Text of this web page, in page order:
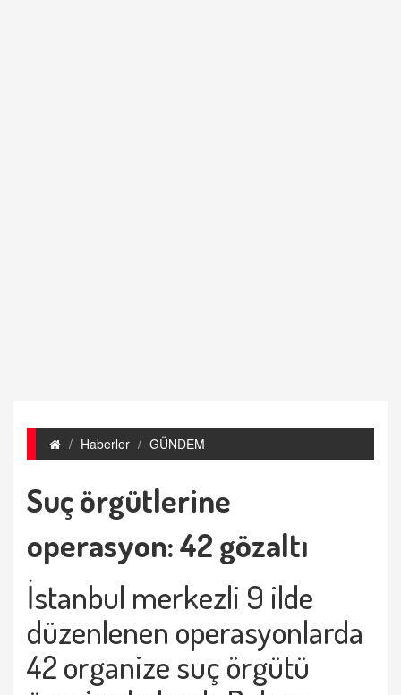
Haberler GÜNDEM
Suç örgütlerine
operasyon: 42 gözaltı
İstanbul merkezli 9 ilde
düzenlenen operasyonlarda
42 organize suç örgütü